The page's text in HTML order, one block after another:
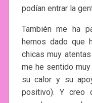
podían entrar la
También me ha
hemos dado que
chicas muy
me he sentido
su calor y su
positivo). Y creo